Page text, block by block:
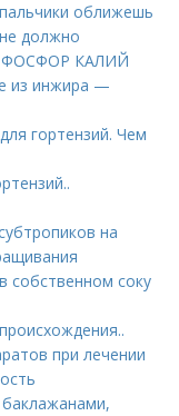
оближешь
должно
ФОСФОР КАЛИЙ
из инжира —
гортензий. Чем
на
собственном соку
при лечении